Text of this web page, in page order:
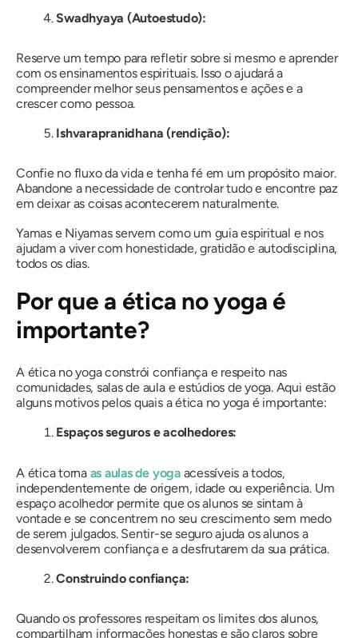
Swadhyaya (Autoestudo):
Reserve um tempo para refletir sobre si mesmo e aprender
com os ensinamentos espirituais. Isso o ajudará a
compreender melhor seus pensamentos e ações e a
crescer como pessoa.
Ishvarapranidhana (rendição):
Confie no fluxo da vida e tenha fé em um propósito maior.
Abandone a necessidade de controlar tudo e encontre paz
em deixar as coisas acontecerem naturalmente.
Yamas e Niyamas servem como um guia espiritual e nos
ajudam a viver com honestidade, gratidão e autodisciplina,
todos os dias.
Por que a ética no yoga é
importante?
A ética no yoga constrói confiança e respeito nas
comunidades, salas de aula e estúdios de yoga. Aqui estão
alguns motivos pelos quais a ética no yoga é importante:
Espaços seguros e acolhedores:
A ética torna as aulas de yogaacessíveis a todos,
independentemente de origem, idade ou experiência. Um
espaço acolhedor permite que os alunos se sintam à
vontade e se concentrem no seu crescimento sem medo
de serem julgados. Sentir-se seguro ajuda os alunos a
desenvolverem confiança e a desfrutarem da sua prática.
Construindo confiança:
Quando os professores respeitam os limites dos alunos,
compartilham informações honestas e são claros sobre